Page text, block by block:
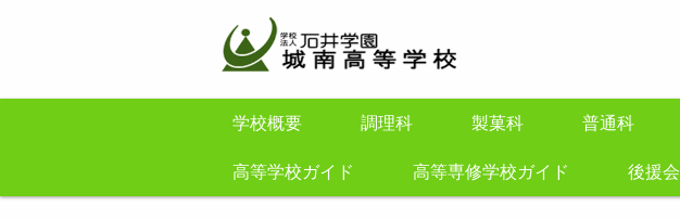
学校概要 調理科 製菓科 普通科
高等学校ガイド 高等専修学校ガイド 後援会